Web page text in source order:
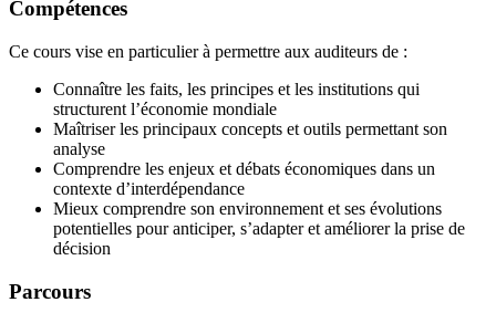
Compétences
Ce cours vise en particulier à permettre aux auditeurs de :
Connaître les faits, les principes et les institutions qui
structurent l’économie mondiale
Maîtriser les principaux concepts et outils permettant son
analyse
Comprendre les enjeux et débats économiques dans un
contexte d’interdépendance
Mieux comprendre son environnement et ses évolutions
potentielles pour anticiper, s’adapter et améliorer la prise de
décision
Parcours